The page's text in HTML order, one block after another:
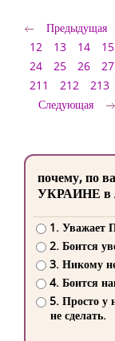
Предыдущая
12
13 14 15
24
25 26 27
211
212 213
Следующая
почему, по
УКРАИНЕ в
1. Уважает
2. Боится
3. Никому
4. Боится
5. Просто у
не сделать.